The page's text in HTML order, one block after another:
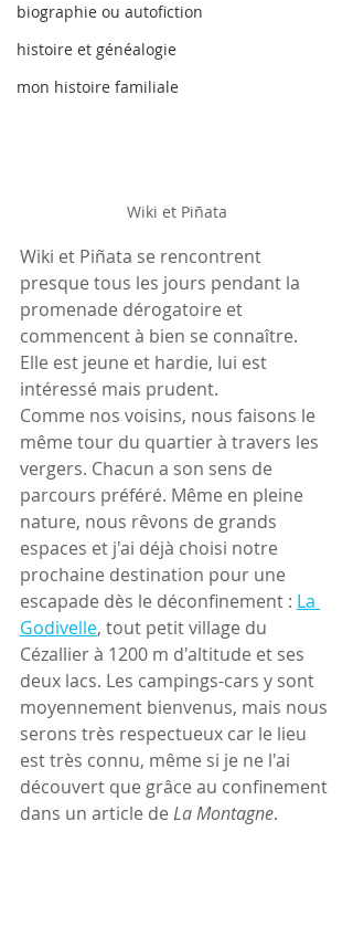
biographie ou autofiction
histoire et généalogie
mon histoire familiale
Wiki et Piñata
Wiki et Piñata se rencontrent
presque tous les jours pendant la
promenade dérogatoire et
commencent à bien se connaître.
Elle est jeune et hardie, lui est
intéressé mais prudent.
Comme nos voisins, nous faisons le
même tour du quartier à travers les
vergers. Chacun a son sens de
parcours préféré. Même en pleine
nature, nous rêvons de grands
espaces et j'ai déjà choisi notre
prochaine destination pour une
escapade dès le déconfinement : La
Godivelle, tout petit village du
Cézallier à 1200 m d'altitude et ses
deux lacs. Les campings-cars y sont
moyennement bienvenus, mais nous
serons très respectueux car le lieu
est très connu, même si je ne l'ai
découvert que grâce au confinement
dans un article de La Montagne.